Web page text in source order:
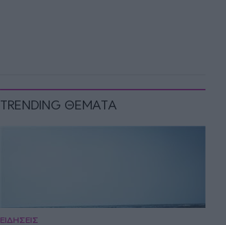
TRENDING ΘΕΜΑΤΑ
ΕΙΔΗΣΕΙΣ